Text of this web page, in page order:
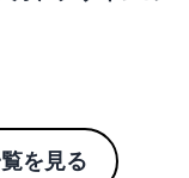
を見る